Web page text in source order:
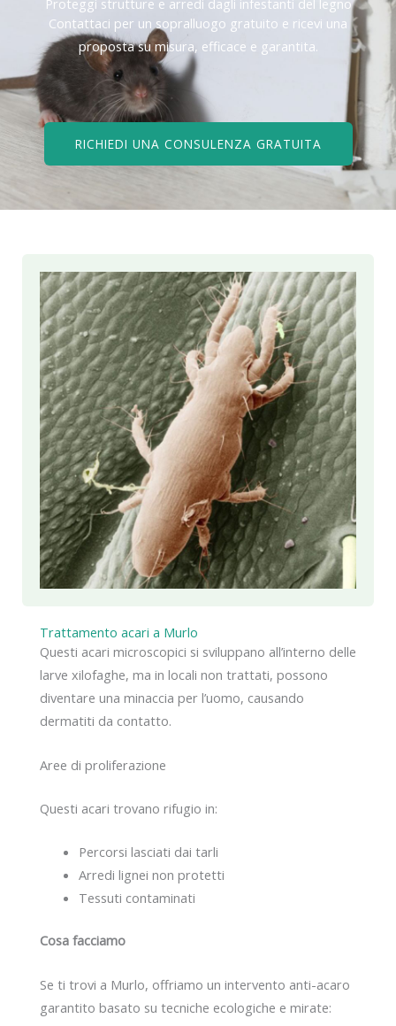
Contattaci per un sopralluogo gratuito e ricevi una
proposta su misura, efficace e garantita.
RICHIEDI UNA CONSULENZA GRATUITA
Trattamento acari a Murlo
Questi acari microscopici si sviluppano all’interno delle
larve xilofaghe, ma in locali non trattati, possono
diventare una minaccia per l’uomo, causando
dermatiti da contatto.
Aree di proliferazione
Questi acari trovano rifugio in:
Percorsi lasciati dai tarli
Arredi lignei non protetti
Tessuti contaminati
Cosa facciamo
Se ti trovi a Murlo, offriamo un intervento anti-acaro
garantito basato su tecniche ecologiche e mirate: